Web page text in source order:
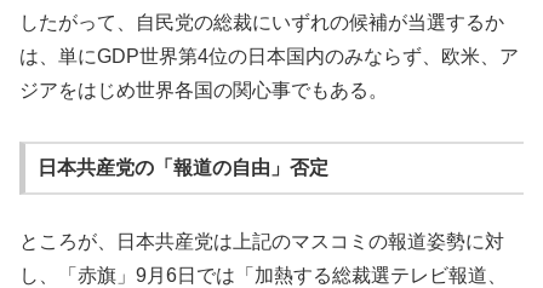
したがって、自民党の総裁にいずれの候補が当選するか
は、単にGDP世界第4位の日本国内のみならず、欧米、ア
ジアをはじめ世界各国の関心事でもある。
日本共産党の「報道の自由」否定
ところが、日本共産党は上記のマスコミの報道姿勢に対
し、「赤旗」9月6日では「加熱する総裁選テレビ報道、